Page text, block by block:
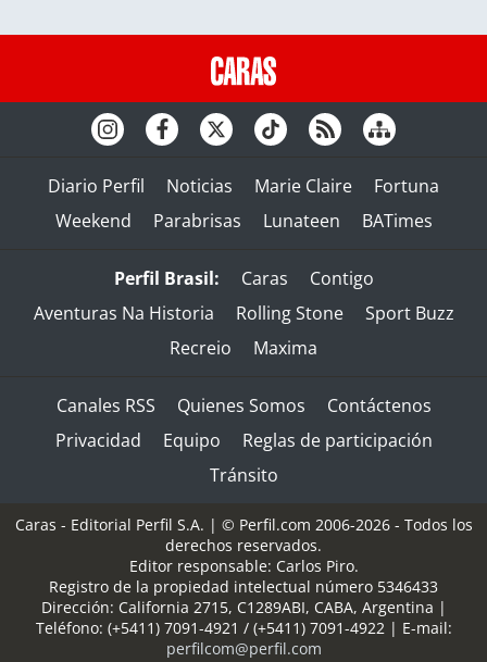
Diario Perfil Noticias Marie Claire
Fortuna
Weekend
Parabrisas Lunateen BATimes
Perfil Brasil: Caras
Contigo
Aventuras Na Historia
Rolling Stone
Sport Buzz
Recreio
Maxima
Canales RSS Quienes Somos
Contáctenos
Privacidad
Equipo
Reglas de participación
Tránsito
Caras - Editorial Perfil S.A. | © Perfil.com 2006-2026 - Todos los
derechos reservados.
Editor responsable: Carlos Piro.
Registro de la propiedad intelectual número 5346433
Dirección: California 2715, C1289ABI, CABA, Argentina |
Teléfono: (+5411) 7091-4921 / (+5411) 7091-4922| E-mail:
perfilcom@perfil.com